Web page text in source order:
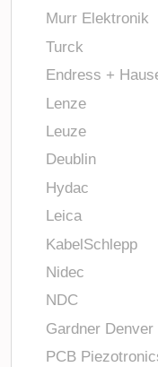
Murr Elektronik
Turck
Endress +
Lenze
Leuze
Deublin
Hydac
Leica
KabelSchlepp
Nidec
NDC
Gardner Denver
PCB